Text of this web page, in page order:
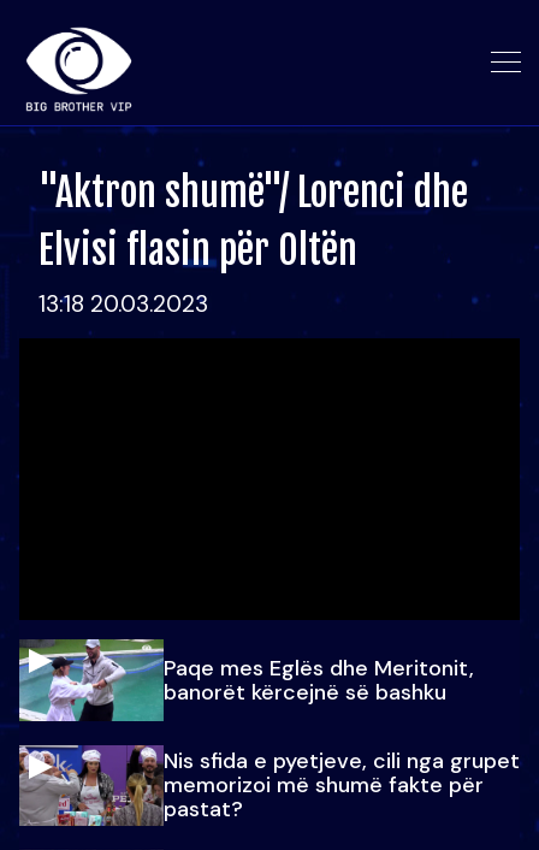
"Aktron shumë"/ Lorenci dhe
Elvisi flasin për Oltën
13:18 20.03.2023
Paqe mes Eglës dhe Meritonit,
banorët kërcejnë së bashku
Nis sfida e pyetjeve, cili nga grupet
memorizoi më shumë fakte për
pastat?